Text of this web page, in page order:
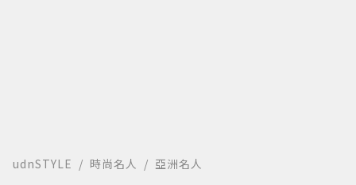
udnSTYLE 時尚名人 亞洲名人